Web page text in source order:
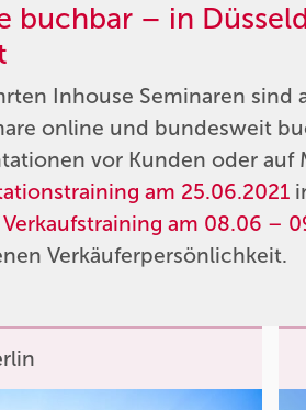
buchbar – in
Inhouse Seminaren
online und bundesweit
vor Kunden oder auf
am 25.06.2021
Verkaufstraining am 08.06 –
Verkäuferpersönlichkeit.